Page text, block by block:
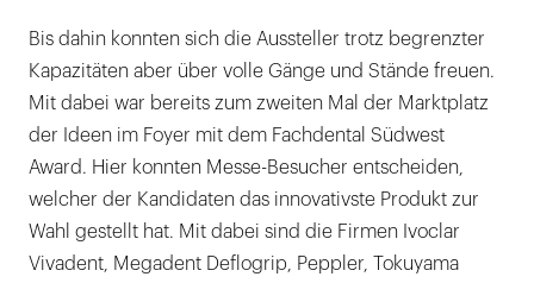
Bis dahin konnten sich die Aussteller trotz begrenzter
Kapazitäten aber über volle Gänge und Stände freuen.
Mit dabei war bereits zum zweiten Mal der Marktplatz
der Ideen im Foyer mit dem Fachdental Südwest
Award. Hier konnten Messe-Besucher entscheiden,
welcher der Kandidaten das innovativste Produkt zur
Wahl gestellt hat. Mit dabei sind die Firmen Ivoclar
Vivadent, Megadent Deflogrip, Peppler, Tokuyama